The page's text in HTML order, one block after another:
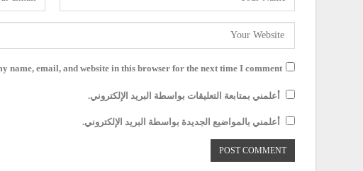
name, email, and website in this browser for the next time I comment.
أعلمني بمتابعة التعليقات بواسطة البريد الإلكتروني.
أعلمني بالمواضيع الجديدة بواسطة البريد الإلكتروني.